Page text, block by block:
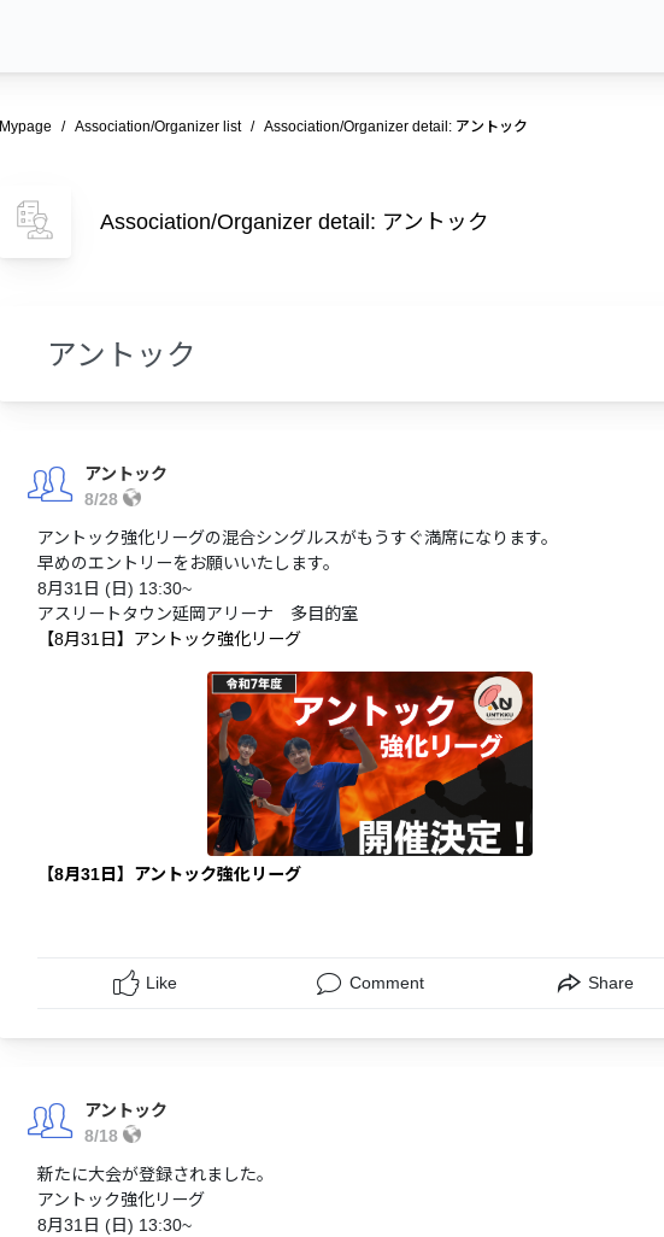
Mypage Association/Organizer list Association/Organizer detail: アントック
Association/Organizer detail: アントック
アントック
アントック
8/28
アントック強化リーグの混合シングルスがもうすぐ満席になります。
早めのエントリーをお願いいたします。
8月31日 (日) 13:30~
アスリートタウン延岡アリーナ 多目的室
【8月31日】アントック強化リーグ
【8月31日】アントック強化リーグ
Like Comment Share
アントック
8/18
新たに大会が登録されました。
アントック強化リーグ
8月31日 (日) 13:30~